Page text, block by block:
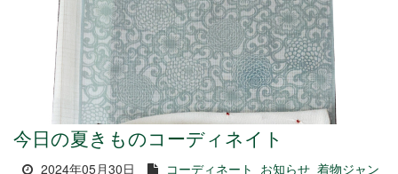
今日の夏きものコーディネイト
2024年05月30日 コーディネート お知らせ 着物ジャン